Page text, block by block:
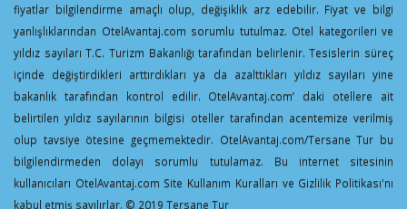
fiyatlar bilgilendirme amaçlı olup, değişiklik arz edebilir. Fiyat ve bilgi
yanlışlıklarından OtelAvantaj.com sorumlu tutulmaz. Otel kategorileri ve
yıldız sayıları T.C. Turizm Bakanlığı tarafından belirlenir. Tesislerin süreç
içinde değiştirdikleri arttırdıkları ya da azalttıkları yıldız sayıları yine
bakanlık tarafından kontrol edilir. OtelAvantaj.com’ daki otellere ait
belirtilen yıldız sayılarının bilgisi oteller tarafından acentemize verilmiş
olup tavsiye ötesine geçmemektedir. OtelAvantaj.com/Tersane Tur bu
bilgilendirmeden dolayı sorumlu tutulamaz. Bu internet sitesinin
kullanıcıları OtelAvantaj.com Site Kullanım Kuralları ve Gizlilik Politikası'nı
kabul etmiş sayılırlar. © 2019 Tersane Tur